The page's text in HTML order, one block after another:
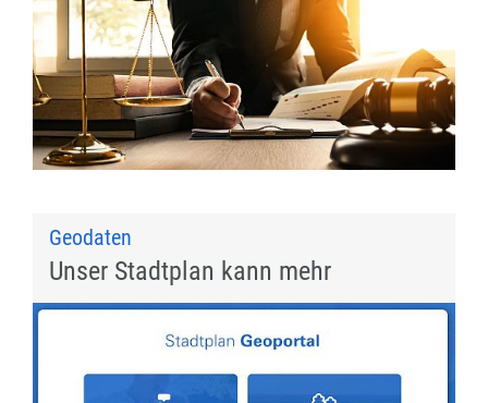
Geodaten
Unser Stadtplan kann mehr